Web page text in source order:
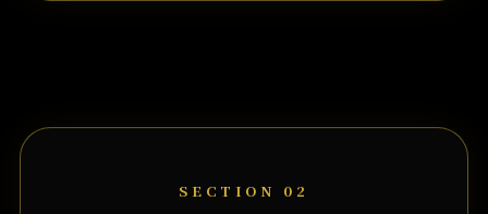
SECTION 02